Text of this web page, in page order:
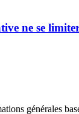
ne se
générales